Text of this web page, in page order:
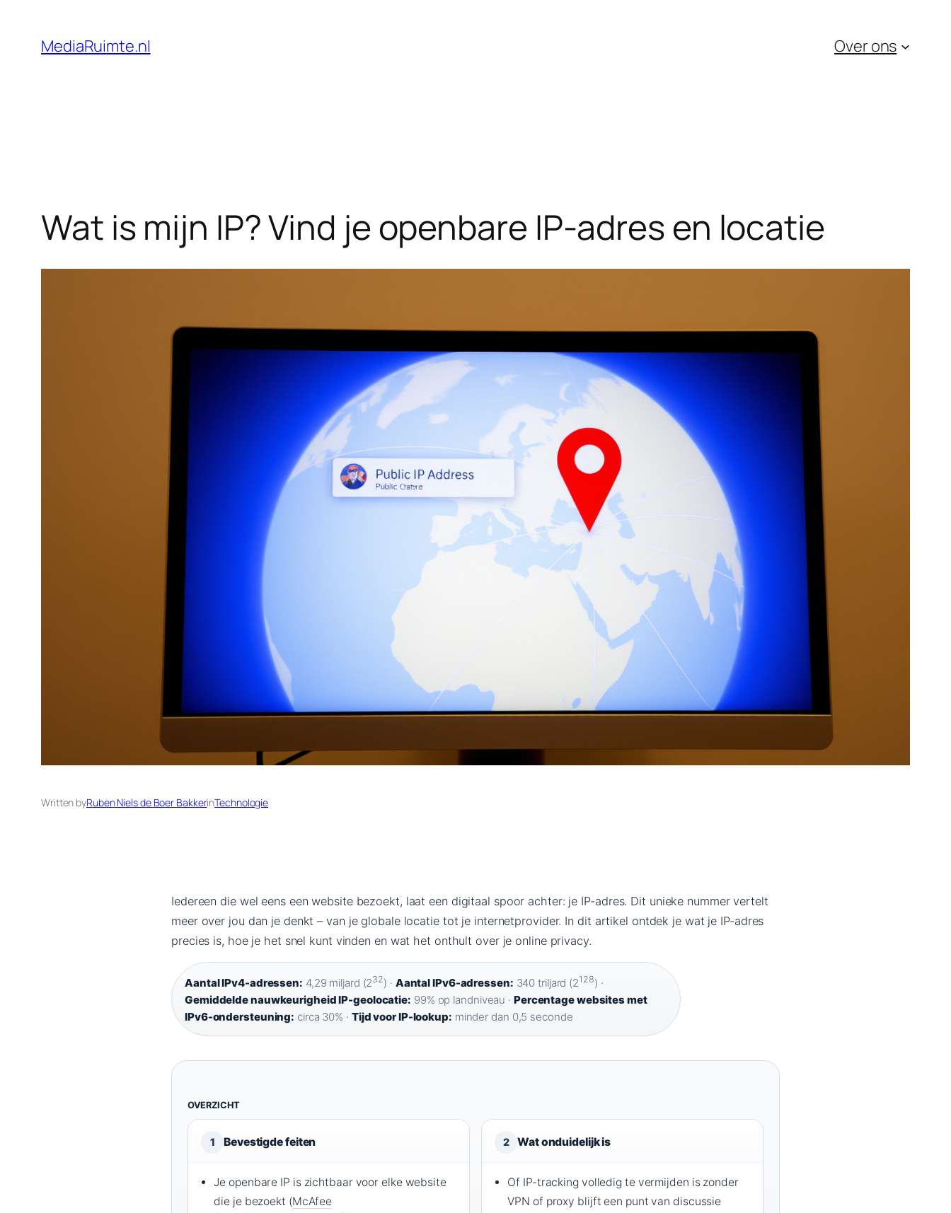
content
MediaRuimte.nl Over ons
Wat is mijn IP? Vind je openbare IP-adres en locatie
Written byRuben Niels de Boer BakkerinTechnologie
Iedereen die wel eens een website bezoekt, laat een digitaal spoor achter: je IP-adres. Dit unieke nummer vertelt
meer over jou dan je denkt – van je globale locatie tot je internetprovider. In dit artikel ontdek je wat je IP-adres
precies is, hoe je het snel kunt vinden en wat het onthult over je online privacy.
Aantal IPv4-adressen: 4,29 miljard (232) · Aantal IPv6-adressen: 340 triljard (2128) ·
Gemiddelde nauwkeurigheid IP-geolocatie: 99% op landniveau · Percentage websites met
IPv6-ondersteuning: circa 30% · Tijd voor IP-lookup: minder dan 0,5 seconde
OVERZICHT
1 Bevestigde feiten
Je openbare IP is zichtbaar voor elke website
die je bezoekt (McAfee
2 Wat onduidelijk is
Of IP-tracking volledig te vermijden is zonder
VPN of proxy blijft een punt van discussie